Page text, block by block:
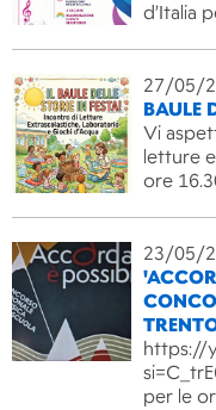
d’Italia
27/05/
BAULE
Vi
letture
ore
23/05/
https://
per le